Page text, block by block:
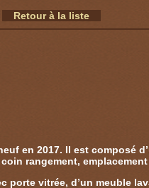
Retour à la liste
en 2017. Il est composé
rangement,
porte vitrée, d’un meuble